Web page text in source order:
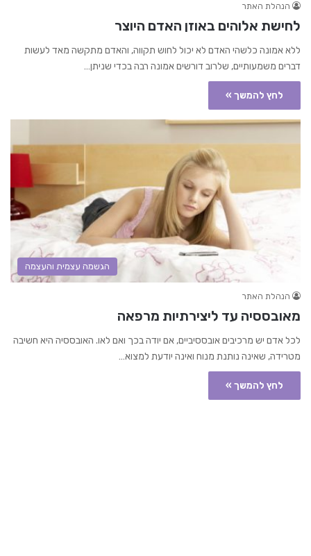
הנהלת האתר
לחישת אלוהים באוזן האדם היוצר
ללא אמונה כלשהי האדם לא יכול לחוש תקווה, והאדם מתקשה מאד לעשות
דברים משמעותיים, שלרוב דורשים אמונה רבה בכדי שניתן…
לחץ להמשך »
הגשמה עצמית והעצמה
הנהלת האתר
מאובססיה עד ליצירתיות מרפאה
לכל אדם יש מרכיבים אובססיביים, אם יודה בכך ואם לאו. האובססיה היא חשיבה
מטרידה, שאינה נותנת מנוח ואינה יודעת למצוא…
לחץ להמשך »